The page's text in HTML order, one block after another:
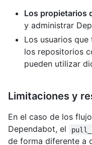
Los propietarios
y administrar
Los usuarios que
los repositorios
pueden utilizar
Limitaciones y
En el caso de los
Dependabot, el
de forma diferente a